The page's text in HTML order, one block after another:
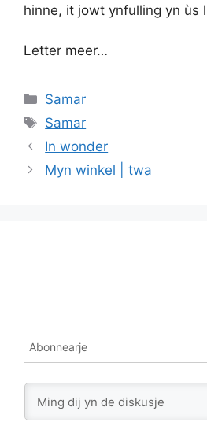
hinne, it jowt ynfulling yn ùs
Letter meer…
Categories
Samar
Tags
Samar
In wonder
Myn winkel | twa
Abonnearje